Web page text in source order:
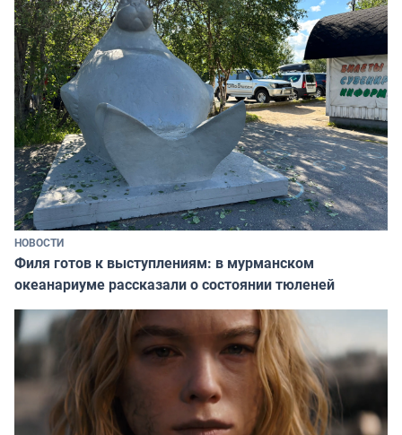
НОВОСТИ
Филя готов к выступлениям: в мурманском
океанариуме рассказали о состоянии тюленей